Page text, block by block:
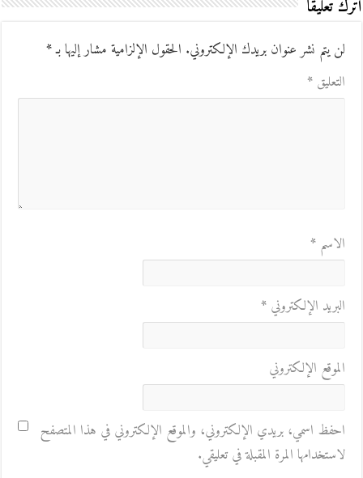
اترك تعليقاً
لن يتم نشر عنوان بريدك الإلكتروني. الحقول الإلزامية مشار إليها بـ*
التعليق*
الاسم*
البريد الإلكتروني*
الموقع الإلكتروني
احفظ اسمي، بريدي الإلكتروني، والموقع الإلكتروني في هذا المتصفح
لاستخدامها المرة المقبلة في تعليقي.